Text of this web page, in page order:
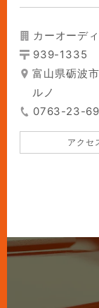
カーオーデ
939-1335
富山県砺波
ルノ
0763-23-
アクセ